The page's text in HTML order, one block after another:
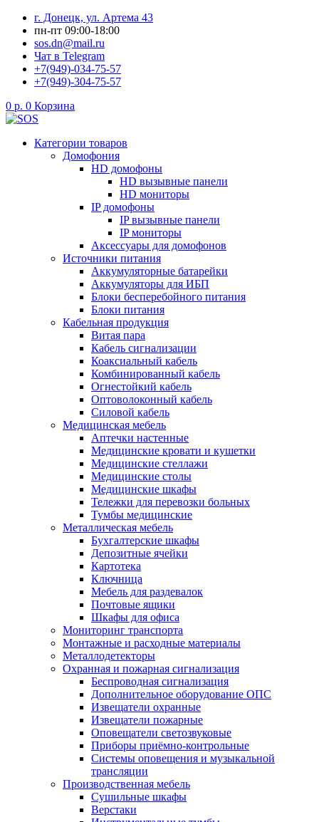
Перейти
содержимому
г. Донецк, ул. Артема 43
пн-пт 09:00-18:00
sos.dn@mail.ru
Чат в Telegram
+7(949)-034-75-57
+7(949)-304-75-57
0 р. 0 Корзина
Категории товаров
Домофония
HD домофоны
HD вызывные панели
HD мониторы
IP домофоны
IP вызывные панели
IP мониторы
Аксессуары для домофонов
Источники питания
Аккумуляторные батарейки
Аккумуляторы для ИБП
Блоки бесперебойного питания
Блоки питания
Кабельная продукция
Витая пара
Кабель сигнализации
Коаксиальный кабель
Комбинированный кабель
Огнестойкий кабель
Оптоволоконный кабель
Силовой кабель
Медицинская мебель
Аптечки настенные
Медицинские кровати и кушетки
Медицинские стеллажи
Медицинские столы
Медицинские шкафы
Тележки для перевозки больных
Тумбы медицинские
Металлическая мебель
Бухгалтерские шкафы
Депозитные ячейки
Картотека
Ключница
Мебель для раздевалок
Почтовые ящики
Шкафы для офиса
Мониторинг транспорта
Монтажные и расходные материалы
Металлодетекторы
Охранная и пожарная сигнализация
Беспроводная сигнализация
Дополнительное оборудование ОПС
Извещатели охранные
Извещатели пожарные
Оповещатели светозвуковые
Приборы приёмно-контрольные
Системы оповещения и музыкальной
трансляции
Производственная мебель
Cушильные шкафы
Верстаки